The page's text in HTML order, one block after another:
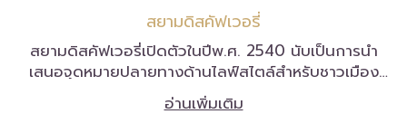
สยามดิสคัฟเวอรี่
สยามดิสคัฟเวอรี่เปิดตัวในปีพ.ศ. 2540 นับเป็นการนำ
เสนอจุดหมายปลายทางด้านไลฟ์สไตล์สำหรับชาวเมือง
แห่งแรกของกรุงเทพมหานคร โดยคอนเซ็ปต์ล้ำยุคไม่ซ้ำ
ใครด้วยร้านค้าที่หาที่ไหนไม่ได้ แหล่งบันเทิง และร้านความ
อ่านเพิ่มเติม